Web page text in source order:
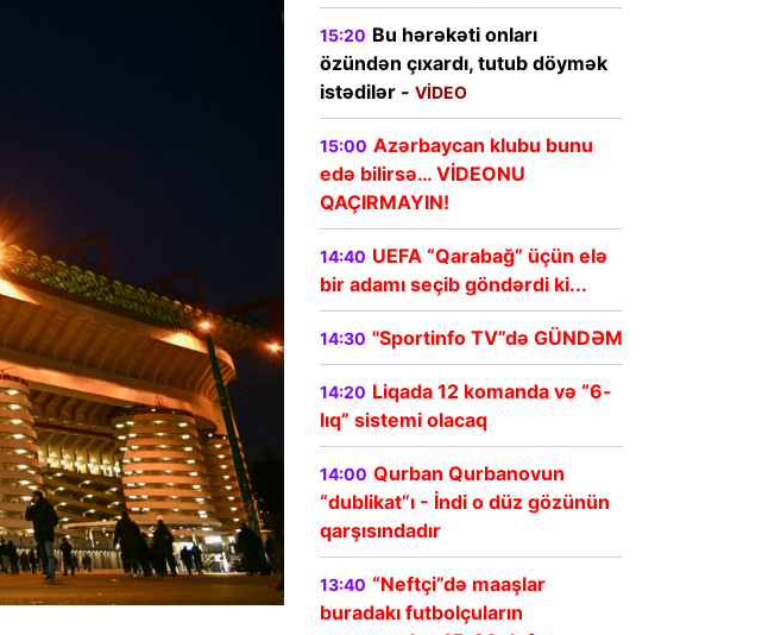
15:20 Bu hərəkəti onları
özündən çıxardı, tutub döymək
istədilər - VİDEO
15:00 Azərbaycan klubu bunu
edə bilirsə… VİDEONU
QAÇIRMAYIN!
14:40 UEFA “Qarabağ” üçün elə
bir adamı seçib göndərdi ki...
14:30 "Sportinfo TV”də GÜNDƏM
14:20 Liqada 12 komanda və “6-
lıq” sistemi olacaq
14:00 Qurban Qurbanovun
“dublikat”ı - İndi o düz gözünün
qarşısındadır
13:40 “Neftçi”də maaşlar
buradakı futbolçuların